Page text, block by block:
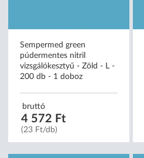
Sempermed green
púdermentes nitril
vizsgálókesztyű - Zöld - L -
200 db - 1 doboz
bruttó
4 572 Ft
(23 Ft/db)